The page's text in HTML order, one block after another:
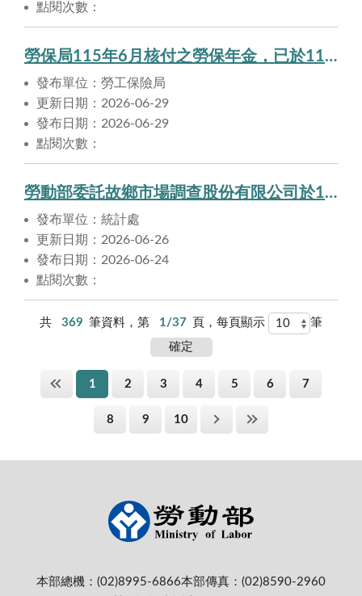
點閱次數：
勞保局115年6月核付之勞保年金，已於115年6月29日匯入申請人帳戶。
發布單位：勞工保險局
更新日期：2026-06-29
發布日期：2026-06-29
點閱次數：
勞動部委託故鄉市場調查股份有限公司於115年6月至8月辦理「115年部分工時勞工就業實況調查」，敬請支持配合。
發布單位：統計處
更新日期：2026-06-26
發布日期：2026-06-24
點閱次數：
共 369 筆資料，第 1/37 頁，每頁顯示 筆
1 2 3 4 5 6 7
8 9 10
本部總機：(02)8995-6866本部傳真：(02)8590-2960